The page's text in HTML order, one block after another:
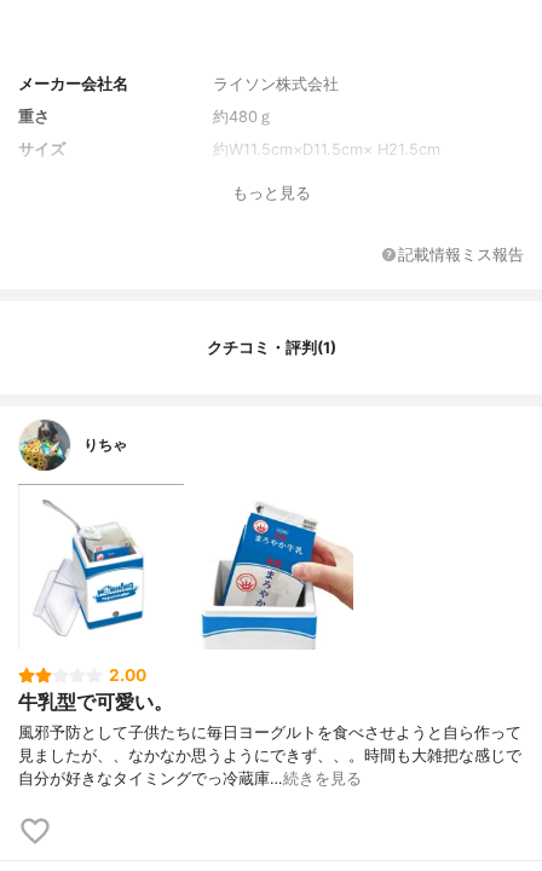
メーカー会社名
ライソン株式会社
重さ
約480ｇ
サイズ
約W11.5cm×D11.5cm× H21.5cm
もっと見る
記載情報ミス報告
クチコミ・評判(1)
りちゃ
2.00
牛乳型で可愛い。
風邪予防として子供たちに毎日ヨーグルトを食べさせようと自ら作って
見ましたが、、なかなか思うようにできず、、。時間も大雑把な感じで
自分が好きなタイミングでっ冷蔵庫…続きを見る